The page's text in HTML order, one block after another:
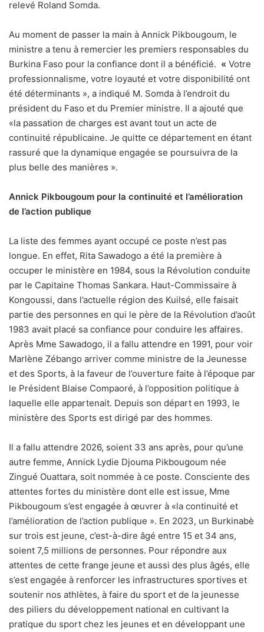
relevé Roland Somda.
Au moment de passer la main à Annick Pikbougoum, le
ministre a tenu à remercier les premiers responsables du
Burkina Faso pour la confiance dont il a bénéficié. « Votre
professionnalisme, votre loyauté et votre disponibilité ont
été déterminants », a indiqué M. Somda à l’endroit du
président du Faso et du Premier ministre. Il a ajouté que
«la passation de charges est avant tout un acte de
continuité républicaine. Je quitte ce département en étant
rassuré que la dynamique engagée se poursuivra de la
plus belle des manières ».
Annick Pikbougoum pour la continuité et l’amélioration
de l’action publique
La liste des femmes ayant occupé ce poste n’est pas
longue. En effet, Rita Sawadogo a été la première à
occuper le ministère en 1984, sous la Révolution conduite
par le Capitaine Thomas Sankara. Haut-Commissaire à
Kongoussi, dans l’actuelle région des Kuilsé, elle faisait
partie des personnes en qui le père de la Révolution d’août
1983 avait placé sa confiance pour conduire les affaires.
Après Mme Sawadogo, il a fallu attendre en 1991, pour voir
Marlène Zébango arriver comme ministre de la Jeunesse
et des Sports, à la faveur de l’ouverture faite à l’époque par
le Président Blaise Compaoré, à l’opposition politique à
laquelle elle appartenait. Depuis son départ en 1993, le
ministère des Sports est dirigé par des hommes.
Il a fallu attendre 2026, soient 33 ans après, pour qu’une
autre femme, Annick Lydie Djouma Pikbougoum née
Zingué Ouattara, soit nommée à ce poste. Consciente des
attentes fortes du ministère dont elle est issue, Mme
Pikbougoum s’est engagée à œuvrer à «la continuité et
l’amélioration de l’action publique ». En 2023, un Burkinabè
sur trois est jeune, c’est-à-dire âgé entre 15 et 34 ans,
soient 7,5 millions de personnes. Pour répondre aux
attentes de cette frange jeune et aussi des plus âgés, elle
s’est engagée à renforcer les infrastructures sportives et
soutenir nos athlètes, à faire du sport et de la jeunesse
des piliers du développement national en cultivant la
pratique du sport chez les jeunes et en développant une